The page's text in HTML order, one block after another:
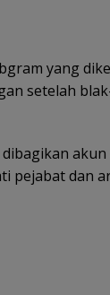
yang
setelah
akun
pejabat dan